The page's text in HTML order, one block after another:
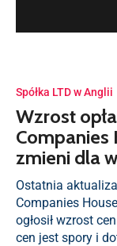
Spółka LTD w Anglii
Wzrost
Companies
zmieni dla
Ostatnia
Companies
ogłosił wzrost
cen jest spory i